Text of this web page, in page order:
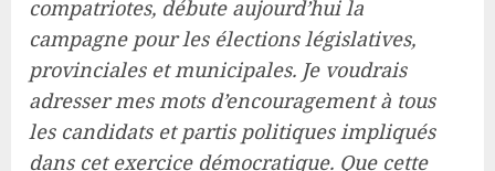
compatriotes, débute aujourd’hui la
campagne pour les élections législatives,
provinciales et municipales. Je voudrais
adresser mes mots d’encouragement à tous
les candidats et partis politiques impliqués
dans cet exercice démocratique. Que cette